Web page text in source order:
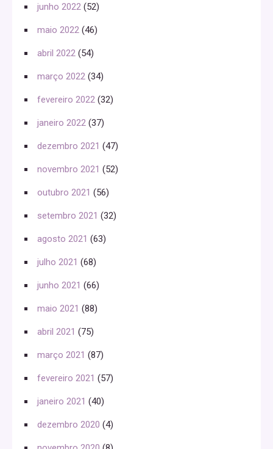
junho 2022 (52)
maio 2022 (46)
abril 2022 (54)
março 2022 (34)
fevereiro 2022 (32)
janeiro 2022 (37)
dezembro 2021 (47)
novembro 2021 (52)
outubro 2021 (56)
setembro 2021 (32)
agosto 2021 (63)
julho 2021 (68)
junho 2021 (66)
maio 2021 (88)
abril 2021 (75)
março 2021 (87)
fevereiro 2021 (57)
janeiro 2021 (40)
dezembro 2020 (4)